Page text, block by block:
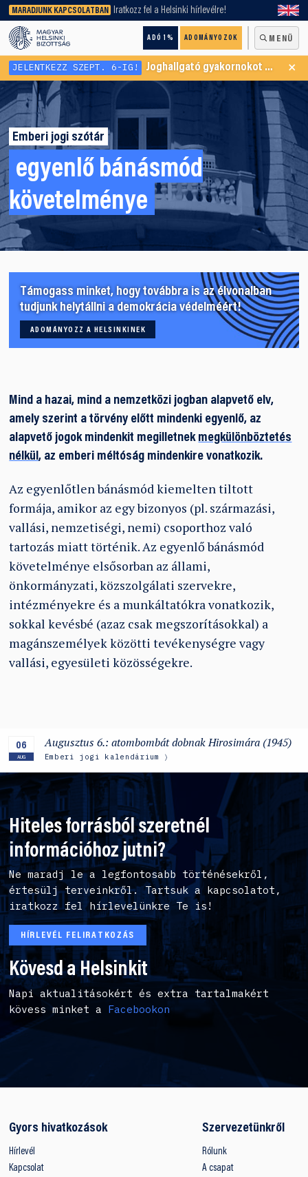
MARADJUNK KAPCSOLATBAN Iratkozz fel a Helsinki hírlevélre!
ADÓ 1% ADOMÁNYOZOK MENÜ
keresőnket!
JELENTKEZZ SZEPT. 6-IG! Joghallgató gyakornokot keresünk Menekültügyi Programunkba ×
Emberi jogi szótár
egyenlő bánásmód
követelménye
Támogass minket, hogy továbbra is az élvonalban
tudjunk helytállni a demokrácia védelméért!
ADOMÁNYOZZ A HELSINKINEK
Mind a hazai, mind a nemzetközi jogban alapvető elv,
amely szerint a törvény előtt mindenki egyenlő, az
alapvető jogok mindenkit megilletnek megkülönböztetés
nélkül, az emberi méltóság mindenkire vonatkozik.
Az egyenlőtlen bánásmód kiemelten tiltott
formája, amikor az egy bizonyos (pl. származási,
vallási, nemzetiségi, nemi) csoporthoz való
tartozás miatt történik. Az egyenlő bánásmód
követelménye elsősorban az állami,
önkormányzati, közszolgálati szervekre,
intézményekre és a munkáltatókra vonatkozik,
sokkal kevésbé (azaz csak megszorításokkal) a
magánszemélyek közötti tevékenységre vagy
vallási, egyesületi közösségekre.
06
AUG
Augusztus 6.: atombombát dobnak Hirosimára (1945)
Emberi jogi kalendárium
Hiteles forrásból szeretnél
információhoz jutni?
Ne maradj le a legfontosabb történésekről,
értesülj terveinkről. Tartsuk a kapcsolatot,
iratkozz fel hírlevelünkre Te is!
HÍRLEVÉL FELIRATKOZÁS
Kövesd a Helsinkit
Napi aktualitásokért és extra tartalmakért
kövess minket a Facebookon
Gyors hivatkozások
Hírlevél
Kapcsolat
Szervezetünkről
Rólunk
A csapat